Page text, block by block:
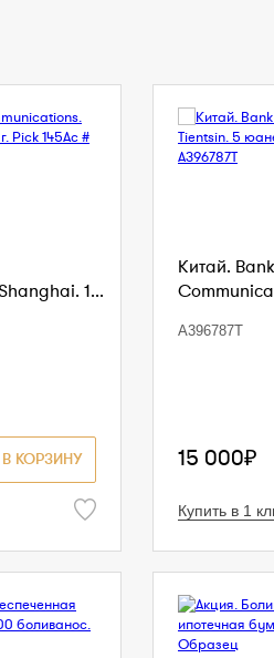
1...
В КОРЗИНУ
Китай.
A396787T
15 000₽
Купить в 1